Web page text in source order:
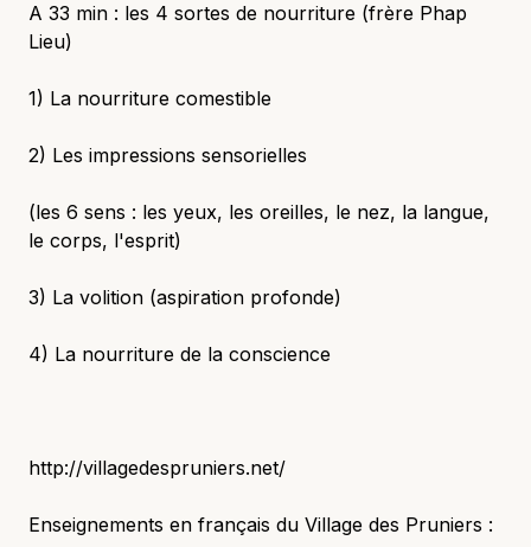
A 33 min : les 4 sortes de nourriture (frère Phap
Lieu)
1) La nourriture comestible
2) Les impressions sensorielles
(les 6 sens : les yeux, les oreilles, le nez, la langue,
le corps, l'esprit)
3) La volition (aspiration profonde)
4) La nourriture de la conscience
http://villagedespruniers.net/
Enseignements en français du Village des Pruniers :